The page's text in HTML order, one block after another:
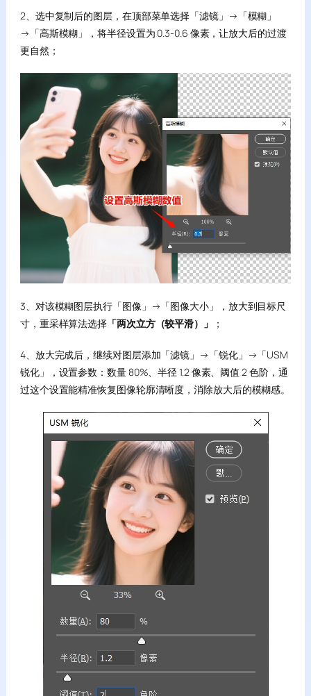
2、选中复制后的图层，在顶部菜单选择「滤镜」→「模糊」
→「高斯模糊」，将半径设置为 0.3-0.6 像素，让放大后的过渡
更自然；
3、对该模糊图层执行「图像」→「图像大小」，放大到目标尺
寸，重采样算法选择 「两次立方（较平滑）」 ；
4、放大完成后，继续对图层添加「滤镜」→「锐化」→「USM
锐化」，设置参数：数量 80%、半径 1.2 像素、阈值 2 色阶，通
过这个设置能精准恢复图像轮廓清晰度，消除放大后的模糊感。